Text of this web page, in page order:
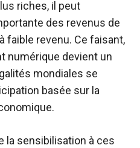
riches, il peut
des revenus de
faible revenu. Ce faisant,
numérique devient un
mondiales se
basée sur la
la sensibilisation à ces